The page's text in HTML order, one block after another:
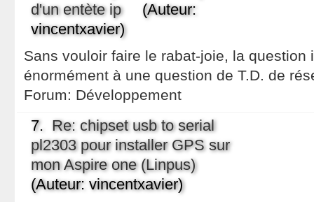
d'un entète ip(Auteur:
vincentxavier)
Sans vouloir faire le rabat-joie, la question
énormément à une question de T.D. de
Forum: Développement
7. Re: chipset usb to serial
pl2303 pour installer GPS sur
mon Aspire one (Linpus)
(Auteur: vincentxavier)